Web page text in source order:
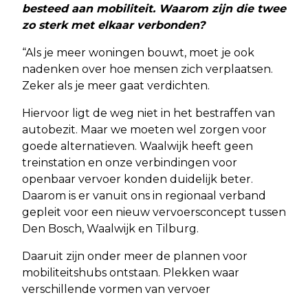
besteed aan mobiliteit. Waarom zijn die twee
zo sterk met elkaar verbonden?
“Als je meer woningen bouwt, moet je ook
nadenken over hoe mensen zich verplaatsen.
Zeker als je meer gaat verdichten.
Hiervoor ligt de weg niet in het bestraffen van
autobezit. Maar we moeten wel zorgen voor
goede alternatieven. Waalwijk heeft geen
treinstation en onze verbindingen voor
openbaar vervoer konden duidelijk beter.
Daarom is er vanuit ons in regionaal verband
gepleit voor een nieuw vervoersconcept tussen
Den Bosch, Waalwijk en Tilburg.
Daaruit zijn onder meer de plannen voor
mobiliteitshubs ontstaan. Plekken waar
verschillende vormen van vervoer